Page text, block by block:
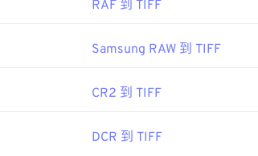
RAF 到 TIFF
Samsung RAW 到 TIFF
CR2 到 TIFF
DCR 到 TIFF